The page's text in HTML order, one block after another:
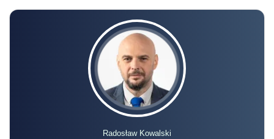
Radosław Kowalski